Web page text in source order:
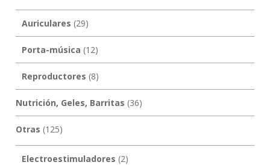
Auriculares (29)
Porta-música (12)
Reproductores (8)
Nutrición, Geles, Barritas (36)
Otras (125)
Electroestimuladores (2)